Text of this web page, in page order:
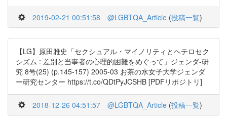
2019-02-21 00:51:58 @LGBTQA_Article (投稿一覧)
【LG】原田雅史「セクシュアル・マイノリティとヘテロセク
シズム : 差別と当事者の心理的困難をめぐって」ジェンダ-研
究 8号(25) (p.145-157) 2005-03 お茶の水女子大学ジェンダ
ー研究センター https://t.co/QDtPyJCSHB [PDFリポジトリ]
2018-12-26 04:51:57 @LGBTQA_Article (投稿一覧)